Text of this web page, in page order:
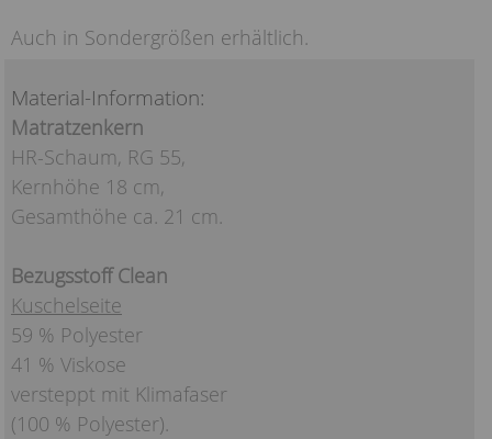
Auch in Sondergrößen erhältlich.
Material-Information:
Matratzenkern
HR-Schaum, RG 55,
Kernhöhe 18 cm,
Gesamthöhe ca. 21 cm.
Bezugsstoff Clean
Kuschelseite
59 % Polyester
41 % Viskose
versteppt mit Klimafaser
(100 % Polyester).